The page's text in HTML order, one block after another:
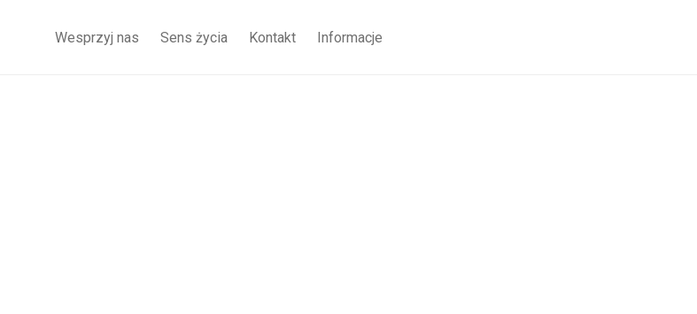
Wesprzyj nas Sens życia Kontakt Informacje